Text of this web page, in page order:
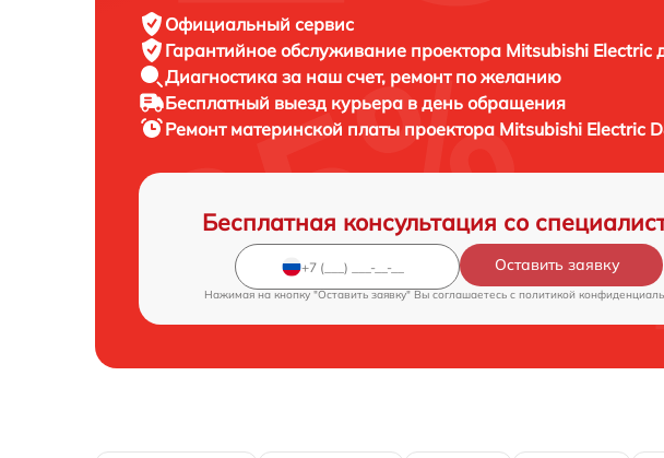
Официальный сервис
Гарантийное обслуживание проектора Mitsubishi Electric
Диагностика за наш счет, ремонт по желанию
Бесплатный выезд курьера в день обращения
Ремонт материнской платы проектора Mitsubishi Electric
Бесплатная консультация со
Оставить заявку
Нажимая на кнопку "Оставить заявку" Вы соглашаетесь c политикой